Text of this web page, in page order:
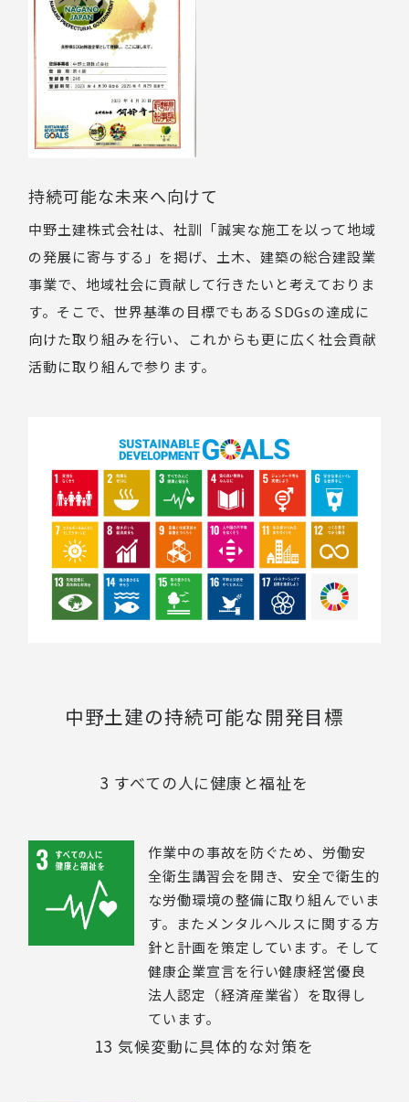
持続可能な未来へ向けて
中野土建株式会社は、社訓「誠実な施工を以って地域
の発展に寄与する」を掲げ、土木、建築の総合建設業
事業で、地域社会に貢献して行きたいと考えておりま
す。そこで、世界基準の目標でもあるSDGsの達成に
向けた取り組みを行い、これからも更に広く社会貢献
活動に取り組んで参ります。
中野土建の持続可能な開発目標
3 すべての人に健康と福祉を
作業中の事故を防ぐため、労働安
全衛生講習会を開き、安全で衛生的
な労働環境の整備に取り組んでいま
す。またメンタルヘルスに関する方
針と計画を策定しています。そして
健康企業宣言を行い健康経営優良
法人認定（経済産業省）を取得し
ています。
13 気候変動に具体的な対策を